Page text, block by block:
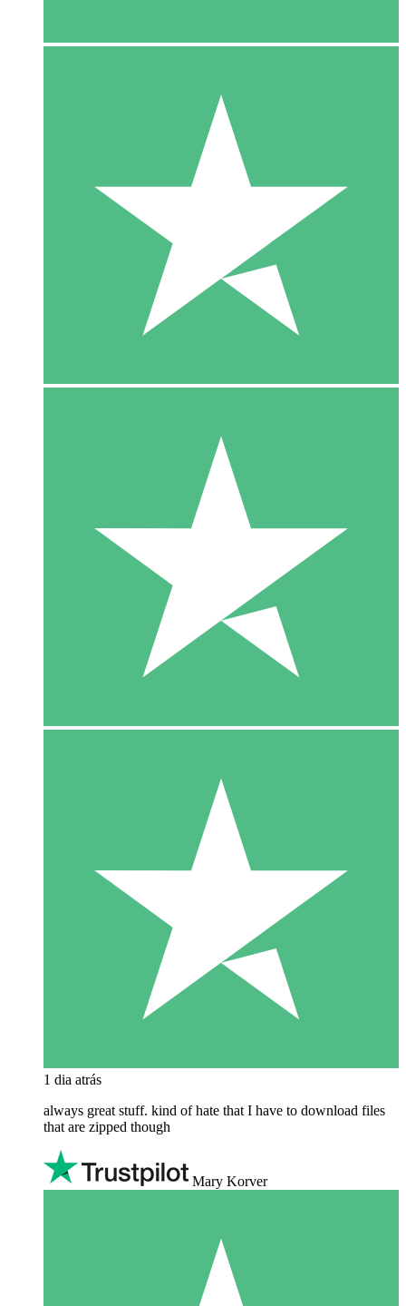
1 dia atrás
always great stuff. kind of hate that I have to download files
that are zipped though
Mary Korver